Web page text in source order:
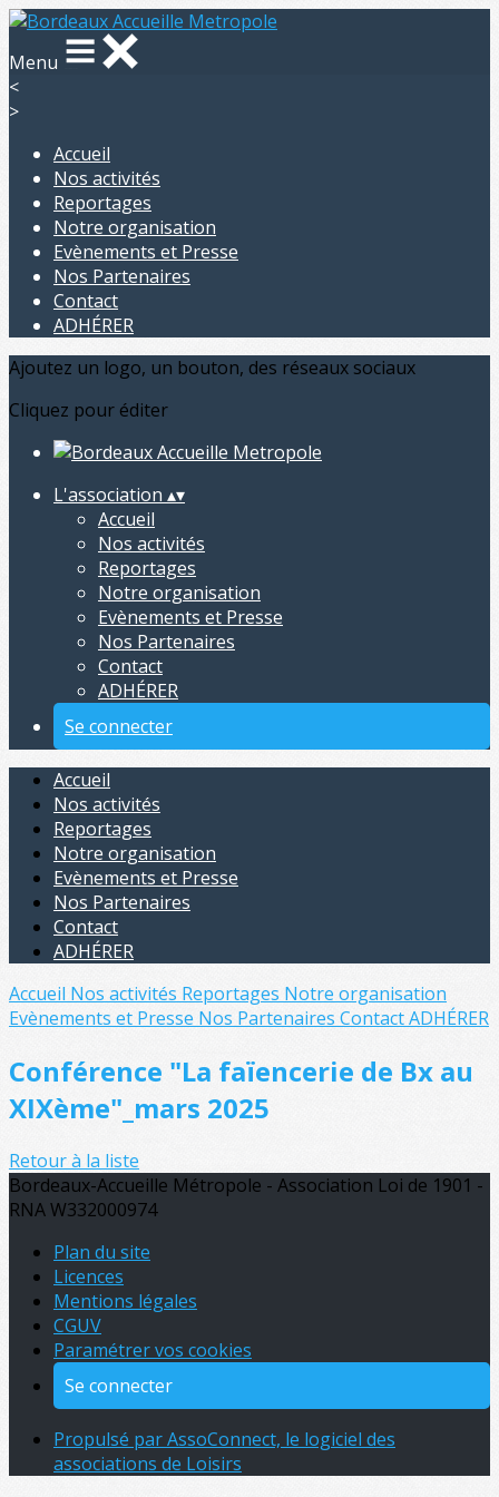
Menu
<
>
Accueil
Nos activités
Reportages
Notre organisation
Evènements et Presse
Nos Partenaires
Contact
ADHÉRER
Ajoutez un logo, un bouton, des réseaux sociaux
Cliquez pour éditer
L'association ▴▾
Accueil
Nos activités
Reportages
Notre organisation
Evènements et Presse
Nos Partenaires
Contact
ADHÉRER
Se connecter
Accueil
Nos activités
Reportages
Notre organisation
Evènements et Presse
Nos Partenaires
Contact
ADHÉRER
Accueil Nos activités Reportages Notre organisation
Evènements et Presse Nos Partenaires ContactADHÉRER
Conférence "La faïencerie de Bx au
XIXème"_mars 2025
Retour à la liste
Bordeaux-Accueille Métropole - Association Loi de 1901 -
RNA W332000974
Plan du site
Licences
Mentions légales
CGUV
Paramétrer vos cookies
Se connecter
Propulsé par AssoConnect, le logiciel des
associations de Loisirs